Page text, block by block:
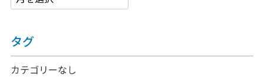
タグ
カテゴリーなし